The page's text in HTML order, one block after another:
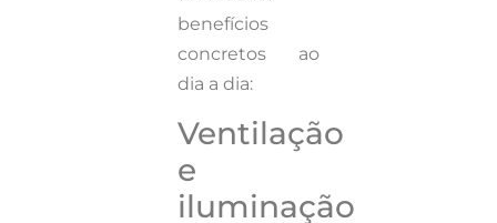
benefícios
concretos ao
dia a dia:
Ventilação
e
iluminação